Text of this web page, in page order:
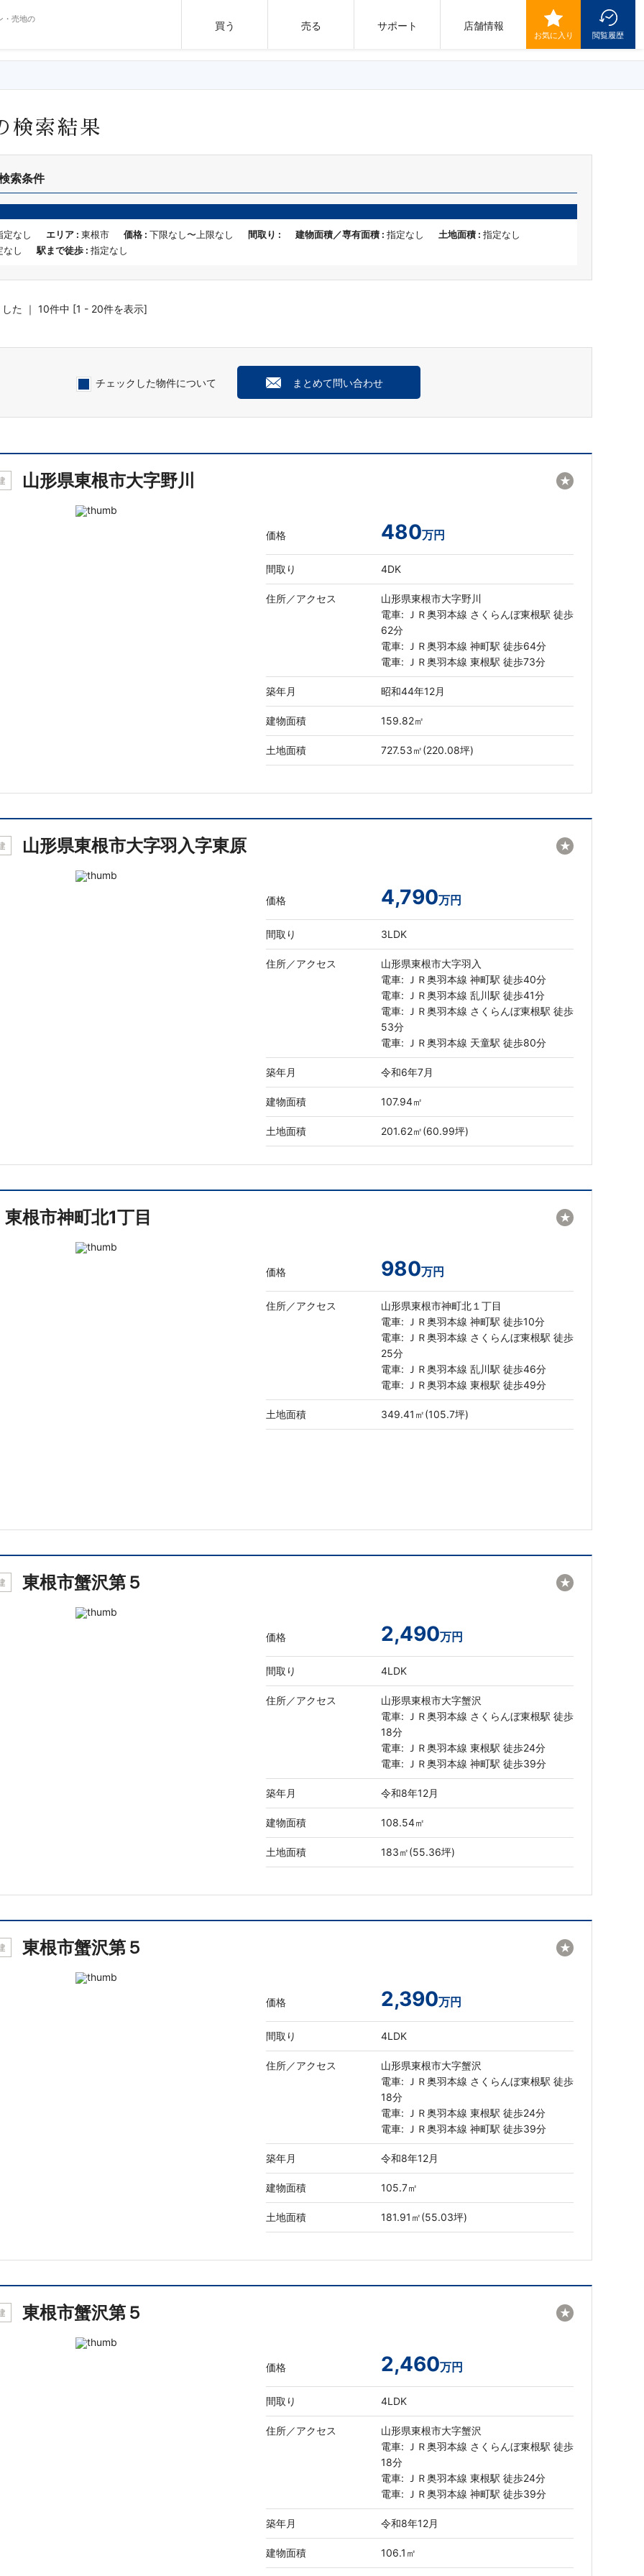
・売地の
買う 売る サポート 店舗情報
お気に入り 閲覧履歴
検索結果
索条件
定なし エリア : 東根市 価格 : 下限なし〜上限なし 間取り : 建物面積／専有面積 : 指定なし 土地面積 : 指定なし
なし
駅まで徒歩 : 指定なし
た ｜ 10件中 [1 - 20件を表示]
チェックした物件について まとめて問い合わせ
山形県東根市大字野川
価格 480万円
間取り 4DK
住所／アクセス
山形県東根市大字野川
電車: ＪＲ奥羽本線 さくらんぼ東根駅 徒歩
62分
電車: ＪＲ奥羽本線 神町駅 徒歩64分
電車: ＪＲ奥羽本線 東根駅 徒歩73分
築年月 昭和44年12月
建物面積 159.82㎡
土地面積 727.53㎡(220.08坪)
★
山形県東根市大字羽入字東原
価格 4,790万円
間取り 3LDK
住所／アクセス
山形県東根市大字羽入
電車: ＪＲ奥羽本線 神町駅 徒歩40分
電車: ＪＲ奥羽本線 乱川駅 徒歩41分
電車: ＪＲ奥羽本線 さくらんぼ東根駅 徒歩
53分
電車: ＪＲ奥羽本線 天童駅 徒歩80分
築年月 令和6年7月
建物面積 107.94㎡
土地面積 201.62㎡(60.99坪)
★
東根市神町北1丁目
価格 980万円
住所／アクセス
山形県東根市神町北１丁目
電車: ＪＲ奥羽本線 神町駅 徒歩10分
電車: ＪＲ奥羽本線 さくらんぼ東根駅 徒歩
25分
電車: ＪＲ奥羽本線 乱川駅 徒歩46分
電車: ＪＲ奥羽本線 東根駅 徒歩49分
土地面積 349.41㎡(105.7坪)
★
東根市蟹沢第５
価格 2,490万円
間取り 4LDK
住所／アクセス
山形県東根市大字蟹沢
電車: ＪＲ奥羽本線 さくらんぼ東根駅 徒歩
18分
電車: ＪＲ奥羽本線 東根駅 徒歩24分
電車: ＪＲ奥羽本線 神町駅 徒歩39分
築年月 令和8年12月
建物面積 108.54㎡
土地面積 183㎡(55.36坪)
★
東根市蟹沢第５
価格 2,390万円
間取り 4LDK
住所／アクセス
山形県東根市大字蟹沢
電車: ＪＲ奥羽本線 さくらんぼ東根駅 徒歩
18分
電車: ＪＲ奥羽本線 東根駅 徒歩24分
電車: ＪＲ奥羽本線 神町駅 徒歩39分
築年月 令和8年12月
建物面積 105.7㎡
土地面積 181.91㎡(55.03坪)
★
東根市蟹沢第５
価格 2,460万円
間取り 4LDK
住所／アクセス
山形県東根市大字蟹沢
電車: ＪＲ奥羽本線 さくらんぼ東根駅 徒歩
18分
電車: ＪＲ奥羽本線 東根駅 徒歩24分
電車: ＪＲ奥羽本線 神町駅 徒歩39分
築年月 令和8年12月
建物面積 106.1㎡
★